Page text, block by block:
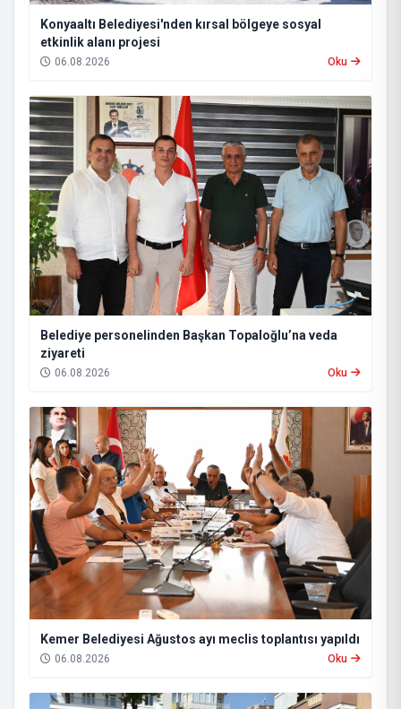
Konyaaltı Belediyesi'nden kırsal bölgeye sosyal
etkinlik alanı projesi
06.08.2026 Oku
Belediye personelinden Başkan Topaloğlu’na veda
ziyareti
06.08.2026 Oku
Kemer Belediyesi Ağustos ayı meclis toplantısı yapıldı
06.08.2026 Oku